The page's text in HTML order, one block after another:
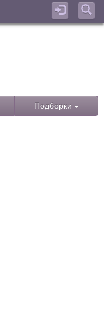
Подборки